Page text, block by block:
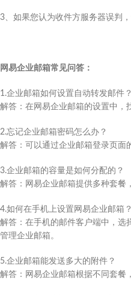
3、如果您认为收件方服务器误判
网易企业邮箱常见问答：
1.企业邮箱如何设置自动转发邮件？​
解答：在网易企业邮箱的设置中，
2.忘记企业邮箱密码怎么办？​
解答：可以通过企业邮箱登录页面
3.企业邮箱的容量是如何分配的？​
解答：网易企业邮箱提供多种套餐
4.如何在手机上设置网易企业邮箱？​
解答：在手机的邮件客户端中，选
管理企业邮箱。​
5.企业邮箱能发送多大的附件？​
解答：网易企业邮箱根据不同套餐